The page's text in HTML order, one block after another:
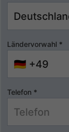
Ländervorwahl *
Telefon *